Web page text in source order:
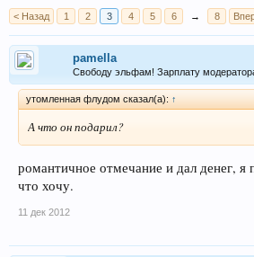
< Назад 1 2 3 4 5 6 → 8
pamella
Свободу эльфам! Зарплату
утомленная флудом сказал(а): ↑
А что он подарил?
романтичное отмечание и дал денег, я
что хочу.
11 дек 2012